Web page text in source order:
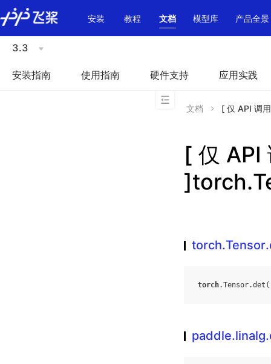
\u200E
安装
教程 文档 模型库 产品全景
3.3
安装指南 使用指南 硬件支持 应用实践
文档 [ 仅 API 调
[ 仅 API
torch.Tensor.det